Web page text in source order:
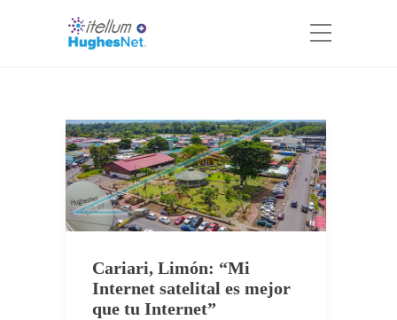
Cariari, Limón: “Mi
Internet satelital es mejor
que tu Internet”